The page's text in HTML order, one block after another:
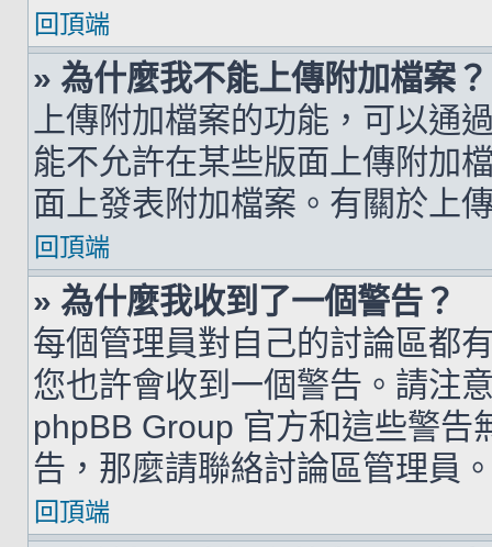
回頂端
» 為什麼我不能上傳附加檔案？
上傳附加檔案的功能，可以通
能不允許在某些版面上傳附加
面上發表附加檔案。有關於上
回頂端
» 為什麼我收到了一個警告？
每個管理員對自己的討論區都
您也許會收到一個警告。請注
phpBB Group 官方和這些警告
告，那麼請聯絡討論區管理員
回頂端